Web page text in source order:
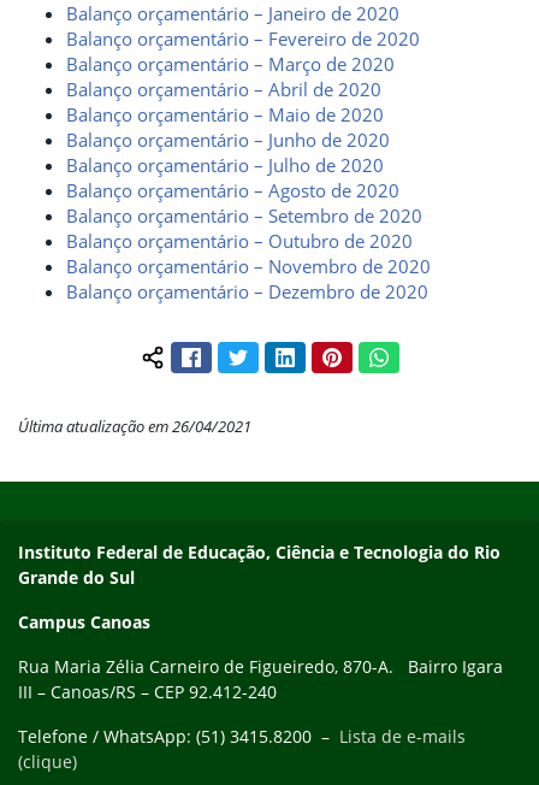
Balanço orçamentário – Janeiro de 2020
Balanço orçamentário – Fevereiro de 2020
Balanço orçamentário – Março de 2020
Balanço orçamentário – Abril de 2020
Balanço orçamentário – Maio de 2020
Balanço orçamentário – Junho de 2020
Balanço orçamentário – Julho de 2020
Balanço orçamentário – Agosto de 2020
Balanço orçamentário – Setembro de 2020
Balanço orçamentário – Outubro de 2020
Balanço orçamentário – Novembro de 2020
Balanço orçamentário – Dezembro de 2020
Compartilhar conteúdo:
FacebookTwitterLinkedInPinterestWhatsApp
Última atualização em 26/04/2021
Instituto Federal de Educação, Ciência e Tecnologia do Rio
Grande do Sul
Campus Canoas
Rua Maria Zélia Carneiro de Figueiredo, 870-A. Bairro Igara
III – Canoas/RS – CEP 92.412-240
Telefone / WhatsApp: (51) 3415.8200 – Lista de e-mails
(clique)